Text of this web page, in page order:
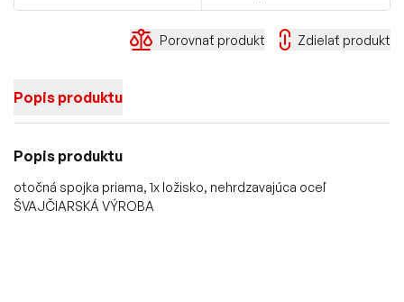
Porovnať produkt Zdielať produkt
Popis produktu
Popis produktu
otočná spojka priama, 1x ložisko, nehrdzavajúca oceľ
ŠVAJČIARSKÁ VÝROBA